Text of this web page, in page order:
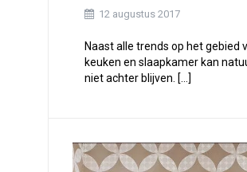
12 augustus 2017
Naast alle trends op het gebied
keuken en slaapkamer kan
niet achter blijven. […]